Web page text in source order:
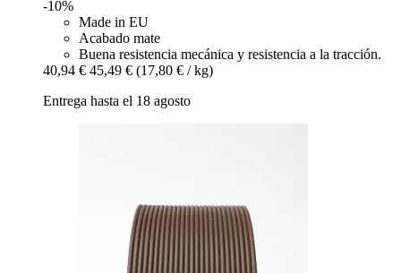
-10%
Made in EU
Acabado mate
Buena resistencia mecánica y resistencia a la tracción.
40,94 € 45,49 € (17,80 € / kg)
Entrega hasta el 18 agosto